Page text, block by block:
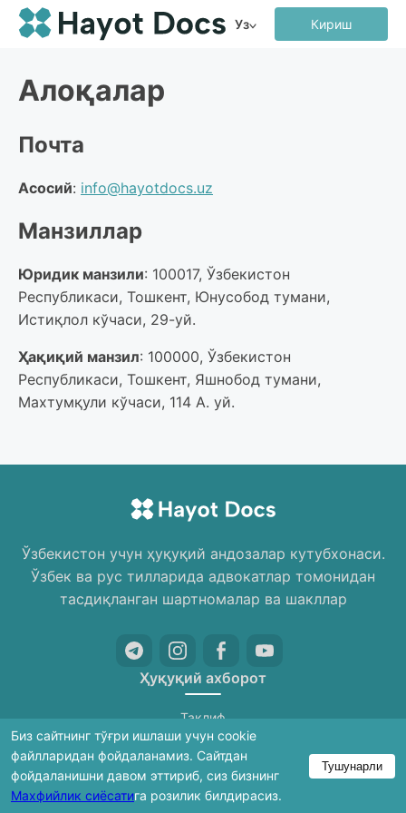
Уз Кириш
Алоқалар
Почта
Асосий: info@hayotdocs.uz
Манзиллар
Юридик манзили: 100017, Ўзбекистон
Республикаси, Тошкент, Юнусобод тумани,
Истиқлол кўчаси, 29-уй.
Ҳақиқий манзил: 100000, Ўзбекистон
Республикаси, Тошкент, Яшнобод тумани,
Махтумқули кўчаси, 114 А. уй.
Биз сайтнинг тўғри ишлаши учун cookie
файлларидан фойдаланамиз. Сайтдан
фойдаланишни давом эттириб, сиз бизнинг
Махфийлик сиёсатига розилик билдирасиз.
Тушунарли
Ўзбекистон учун ҳуқуқий андозалар кутубхонаси.
Ўзбек ва рус тилларида адвокатлар томонидан
тасдиқланган шартномалар ва шакллар
Ҳуқуқий ахборот
Таклиф
Махфийлик сиёсати
Фойдаланувчи шартномаси
Жавобгарликдан воз кечиш